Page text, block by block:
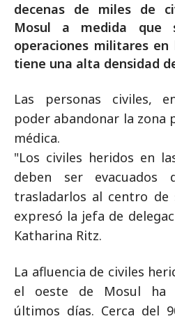
decenas de miles de
Mosul a medida que
operaciones militares
tiene una alta densidad
Las personas civiles,
poder abandonar la zona
médica.
"Los civiles heridos en
deben ser evacuados
trasladarlos al centro de
expresó la jefa de
Katharina Ritz.
La afluencia de civiles
el oeste de Mosul ha
últimos días. Cerca del